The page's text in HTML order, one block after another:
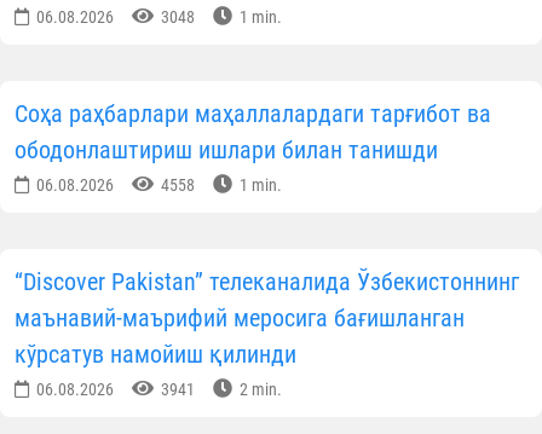
06.08.2026 3048 1 min.
Соҳа раҳбарлари маҳаллалардаги тарғибот ва
ободонлаштириш ишлари билан танишди
06.08.2026 4558 1 min.
“Discover Pakistan” телеканалида Ўзбекистоннинг
маънавий-маърифий меросига бағишланган
кўрсатув намойиш қилинди
06.08.2026 3941 2 min.